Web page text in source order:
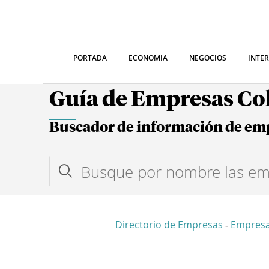
PORTADA ECONOMIA NEGOCIOS
Guía de Empresas
Buscador de información de
Directorio de Empresas -